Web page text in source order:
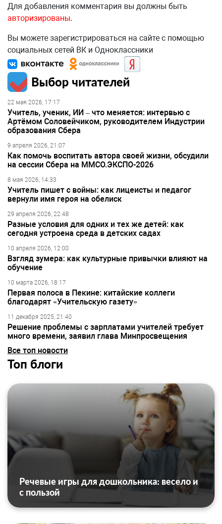
Для добавления комментария вы должны быть
авторизированы.
Вы можете зарегистрироваться на сайте с помощью
социальных сетей ВК и Одноклассники
Выбор читателей
22 мая 2026, 17:17
Учитель, ученик, ИИ – что меняется: интервью с
Артёмом Соловейчиком, руководителем Индустрии
образования Сбера
9 апреля 2026, 21:07
Как помочь воспитать автора своей жизни, обсудили
на сессии Сбера на ММСО.ЭКСПО-2026
8 мая 2026, 14:33
Учитель пишет с войны: как лицеисты и педагог
вернули имя героя на обелиск
29 апреля 2026, 22:48
Разные условия для одних и тех же детей: как
сегодня устроена среда в детских садах
10 апреля 2026, 12:00
Взгляд зумера: как культурные привычки влияют на
обучение
10 марта 2026, 18:17
Первая полоса в Пекине: китайские коллеги
благодарят «Учительскую газету»
11 декабря 2025, 21:40
Решение проблемы с зарплатами учителей требует
много времени, заявил глава Минпросвещения
Все топ новости
Топ блоги
Речевые игры для дошкольника: весело и
с пользой